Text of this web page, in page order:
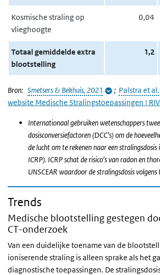
Kosmische straling op
vlieghoogte
0,04
Totaal gemiddelde extra
blootstelling
1,2
Bron: Smetsers & Bekhuis, 2021 ; Palstra et
website Medische Stralingstoepassingen |
Internationaal gebruiken wetenschappers
dosisconversiefactoren (DCC’s) om de
de lucht om te rekenen naar een stralingsdosis
ICRP). ICRP schat de risico’s van radon en
UNSCEAR waardoor de stralingsdosis
Trends
Medische blootstelling gestegen
CT-onderzoek
Van een duidelijke toename van de
ioniserende straling is alleen sprake als het
diagnostische toepassingen. De